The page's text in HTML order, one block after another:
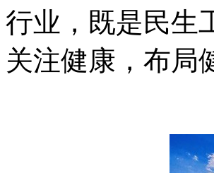
行业，既是民生
关注健康，布局